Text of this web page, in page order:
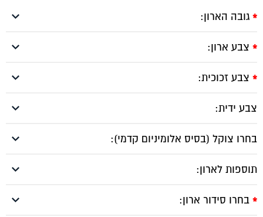
* גובה הארון:
* צבע ארון:
* צבע זכוכית:
צבע ידית:
בחרו צוקל (בסיס אלומיניום קדמי):
תוספות לארון:
* בחרו סידור ארון: